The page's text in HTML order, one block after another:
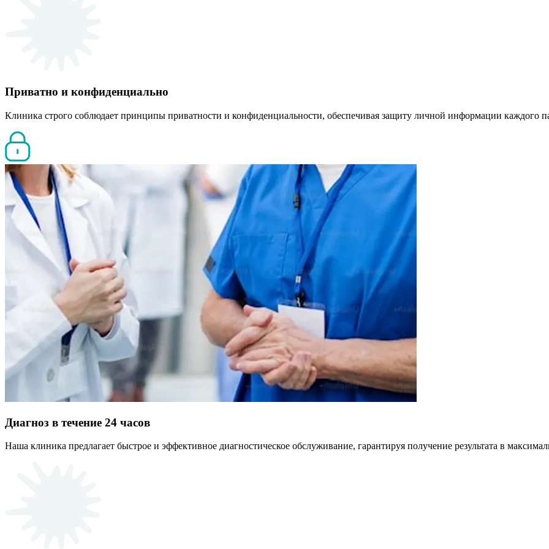
Приватно и конфиденциально
Клиника строго соблюдает принципы приватности и конфиденциальности, обеспечивая защиту личной информации каждого
Диагноз в течение 24 часов
Наша клиника предлагает быстрое и эффективное диагностическое обслуживание, гарантируя получение результата в